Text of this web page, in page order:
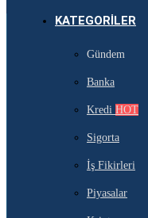
KATEGORILER
Gündem
Banka
Kredi HOT
Sigorta
İş Fikirleri
Piyasalar